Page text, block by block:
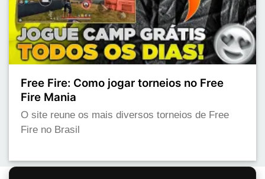
Free Fire: Como jogar torneios no Free
Fire Mania
O site reune os mais diversos torneios de Free
Fire no Brasil